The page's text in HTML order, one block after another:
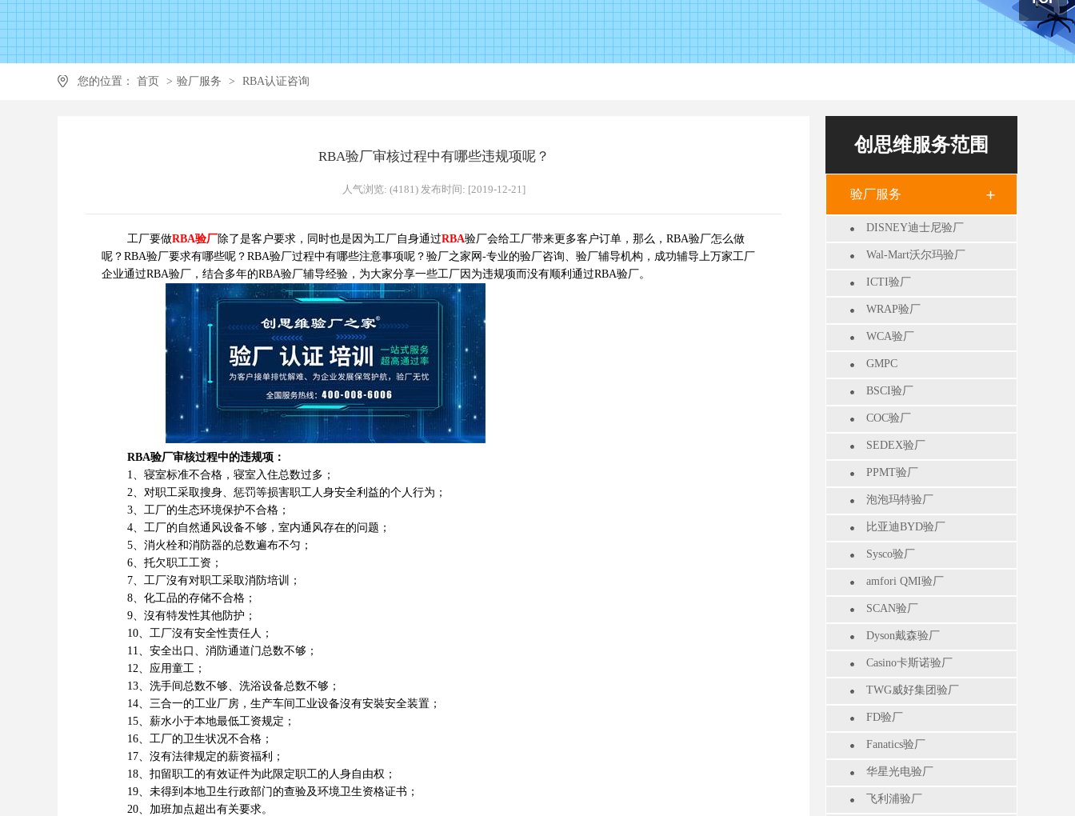
您的位置： 首页 > 验厂服务 > RBA认证咨询
创思维服务范围
验厂服务
DISNEY迪士尼验厂
Wal-Mart沃尔玛验厂
ICTI验厂
WRAP验厂
WCA验厂
GMPC
BSCI验厂
COC验厂
SEDEX验厂
PPMT验厂
泡泡玛特验厂
比亚迪BYD验厂
Sysco验厂
amfori QMI验厂
SCAN验厂
Dyson戴森验厂
Casino卡斯诺验厂
TWG威好集团验厂
FD验厂
Fanatics验厂
华星光电验厂
飞利浦验厂
RBA验厂审核过程中有哪些违规项呢？
人气浏览: (4181) 发布时间: [2019-12-21]
工厂要做RBA验厂除了是客户要求，同时也是因为工厂自身通过RBA验厂会给工厂带来更多客户订单，那么，RBA验厂怎么做
呢？RBA验厂要求有哪些呢？RBA验厂过程中有哪些注意事项呢？验厂之家网-专业的验厂咨询、验厂辅导机构，成功辅导上万家工厂
企业通过RBA验厂，结合多年的RBA验厂辅导经验，为大家分享一些工厂因为违规项而没有顺利通过RBA验厂。
RBA验厂审核过程中的违规项：
1、寝室标准不合格，寝室入住总数过多；
2、对职工采取搜身、惩罚等损害职工人身安全利益的个人行为；
3、工厂的生态环境保护不合格；
4、工厂的自然通风设备不够，室内通风存在的问题；
5、消火栓和消防器的总数遍布不匀；
6、托欠职工工资；
7、工厂沒有对职工采取消防培训；
8、化工品的存储不合格；
9、沒有特发性其他防护；
10、工厂沒有安全性责任人；
11、安全出口、消防通道门总数不够；
12、应用童工；
13、洗手间总数不够、洗浴设备总数不够；
14、三合一的工业厂房，生产车间工业设备沒有安裝安全装置；
15、薪水小于本地最低工资规定；
16、工厂的卫生状况不合格；
17、沒有法律规定的薪资福利；
18、扣留职工的有效证件为此限定职工的人身自由权；
19、未得到本地卫生行政部门的查验及环境卫生资格证书；
20、加班加点超出有关要求。